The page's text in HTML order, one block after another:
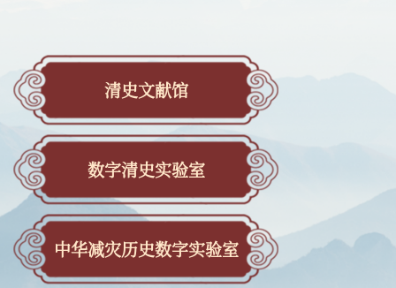
清史文献馆
数字清史实验室
中华减灾历史数字实验室